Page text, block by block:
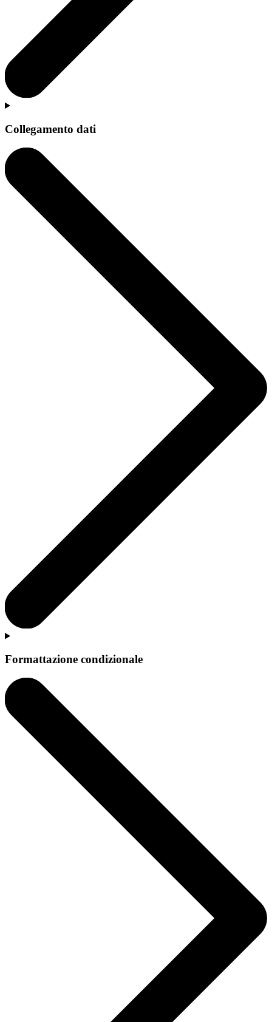
Collegamento dati
Formattazione condizionale